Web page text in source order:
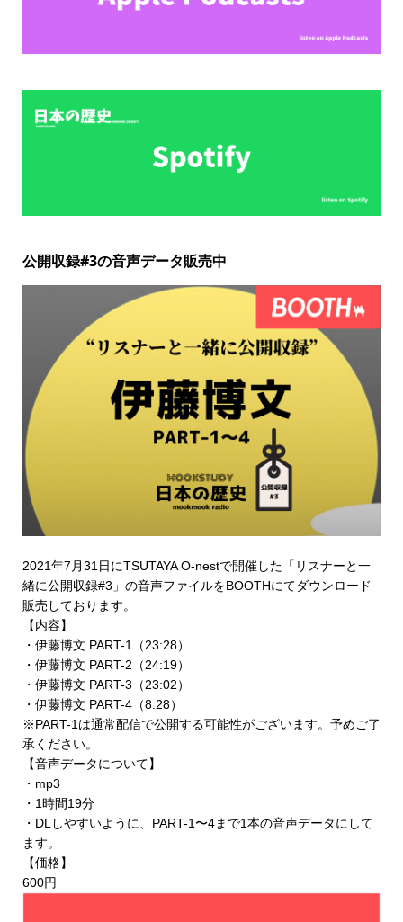
公開収録#3の音声データ販売中
2021年7月31日にTSUTAYA O-nestで開催した「リスナーと一
緒に公開収録#3」の音声ファイルをBOOTHにてダウンロード
販売 しております。
【内容】
・伊藤博文 PART-1（23:28）
・伊藤博文 PART-2（24:19）
・伊藤博文 PART-3（23:02）
・伊藤博文 PART-4（8:28）
※PART-1は通常配信で公開する可能性がございます。予めご了
承ください。
【音声データについて】
・mp3
・1時間19分
・DLしやすいように、PART-1〜4まで1本の音声データにして
ます。
【価格】
600円